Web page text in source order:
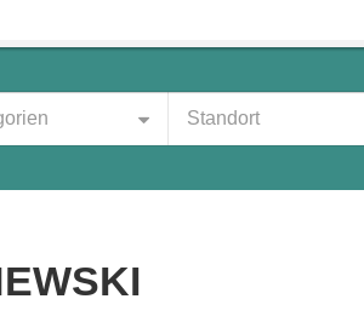
Standort